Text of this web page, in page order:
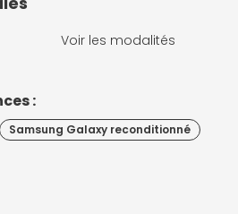
Voir les modalités
:
Samsung Galaxy reconditionné